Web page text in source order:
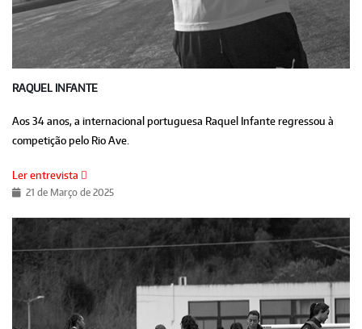
RAQUEL INFANTE
Aos 34 anos, a internacional portuguesa Raquel Infante regressou à
competição pelo Rio Ave.
Ler entrevista
21 de Março de 2025